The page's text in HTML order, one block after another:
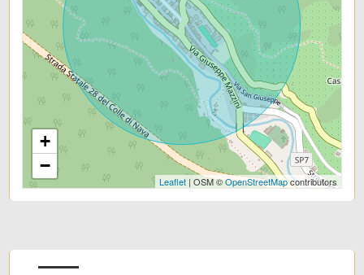
+
−
Leaflet| OSM ©OpenStreetMapcontributors